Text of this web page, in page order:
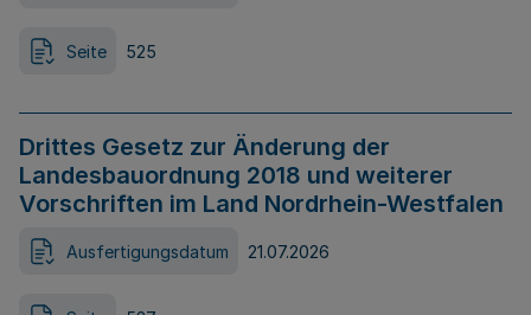
Seite 525
Drittes Gesetz zur Änderung der
Landesbauordnung 2018 und weiterer
Vorschriften im Land Nordrhein-Westfalen
Ausfertigungsdatum 21.07.2026